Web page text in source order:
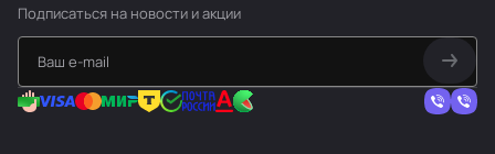
Подписаться на новости и акции